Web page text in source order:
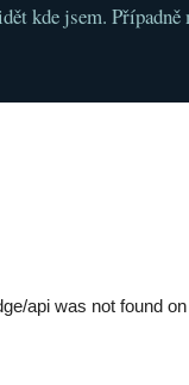
kde jsem.